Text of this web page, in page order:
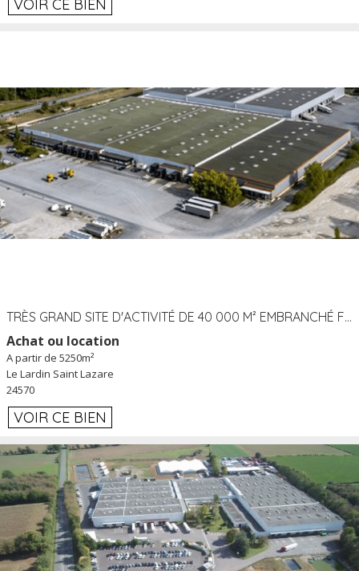
VOIR CE BIEN
TRÈS GRAND SITE D'ACTIVITÉ DE 40 000 M² EMBRANCHÉ FER AU LARDIN SAINT LAZARE (24) PROCHE A89 À LOUER
Achat ou location
A partir de 5250m²
Le Lardin Saint Lazare
24570
VOIR CE BIEN